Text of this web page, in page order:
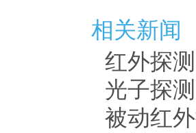
相关新闻
红外探
光子探
被动红